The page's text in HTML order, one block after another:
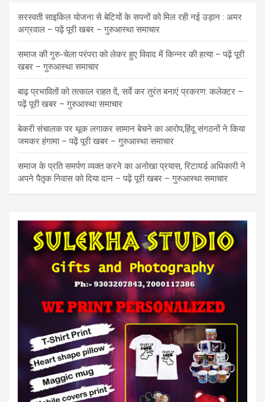
सरस्वती साइकिल योजना से बेटियों के सपनों को मिल रही नई उड़ान : अमर
अग्रवाल – पढ़ें पूरी खबर – गुरुआस्था समाचार
समाज की गुरु-चेला परंपरा को लेकर हुए विवाद में किन्नर की हत्या – पढ़ें पूरी
खबर – गुरुआस्था समाचार
बाढ़ प्रभावितों को तत्काल राहत दें, सर्वे कर तुरंत बनाएं प्रकरण: कलेक्टर –
पढ़ें पूरी खबर – गुरुआस्था समाचार
बेकरी संचालक पर थूक लगाकर सामान बेचने का आरोप,हिंदू संगठनों ने किया
जमकर हंगामा – पढ़ें पूरी खबर – गुरुआस्था समाचार
समाज के प्रति समर्पण व्यक्त करने का अनोखा प्रयास, रिटायर्ड अधिकारी ने
अपने पैतृक निवास को दिया दान – पढ़ें पूरी खबर – गुरुआस्था समाचार